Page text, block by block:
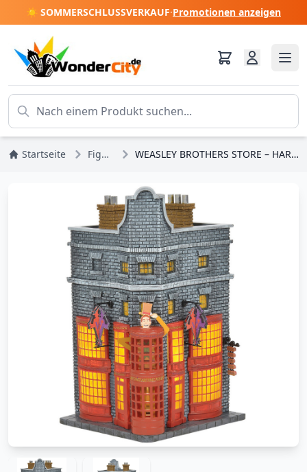
☀️ SOMMERSCHLUSSVERKAUF·Promotionen anzeigen
Startseite Figuren WEASLEY BROTHERS STORE – HARRY POTTER